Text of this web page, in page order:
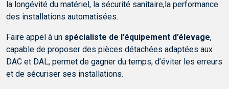
la longévité du matériel, la sécurité sanitaire,la performance
des installations automatisées.
Faire appel à un spécialiste de l’équipement d’élevage,
capable de proposer des pièces détachées adaptées aux
DAC et DAL, permet de gagner du temps, d’éviter les erreurs
et de sécuriser ses installations.